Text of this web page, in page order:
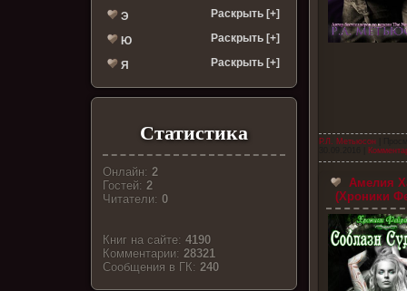
Э Раскрыть [+]
Ю Раскрыть [+]
Я Раскрыть [+]
Статистика
Онлайн:2
Гостей:2
Читатели:0
Книг на сайте:4190
Комментарии:28321
Cообщения в ГК:240
Р.Л. Метьюсон
Амелия
(Хроники